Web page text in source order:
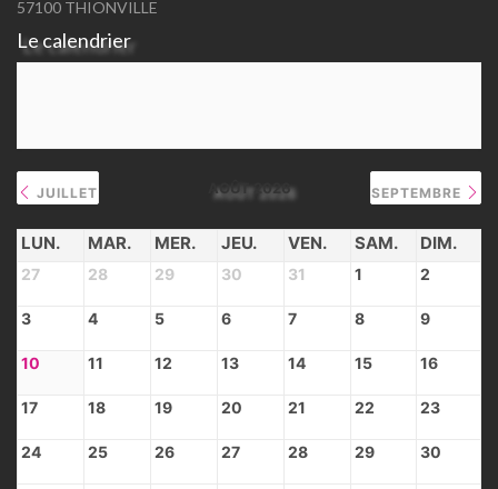
57100 THIONVILLE
Le calendrier
JUILLET AOÛT 2026 SEPTEMBRE
LUN. MAR. MER. JEU. VEN. SAM. DIM.
27 28 29 30 31 1 2
3 4 5 6 7 8 9
10 11 12 13 14 15 16
17 18 19 20 21 22 23
24 25 26 27 28 29 30